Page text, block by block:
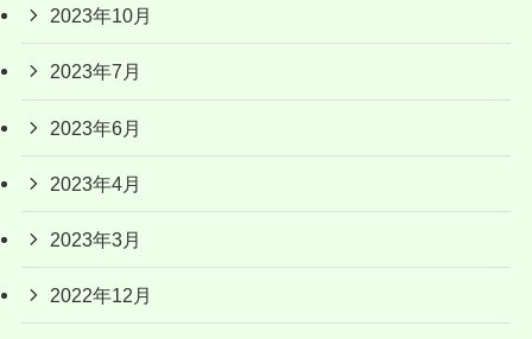
2023年10月
2023年7月
2023年6月
2023年4月
2023年3月
2022年12月